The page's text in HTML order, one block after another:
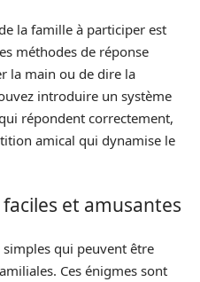
la famille à participer est
méthodes de réponse
la main ou de dire la
introduire un système
répondent correctement,
amical qui dynamise le
faciles et amusantes
simples qui peuvent être
Ces énigmes sont